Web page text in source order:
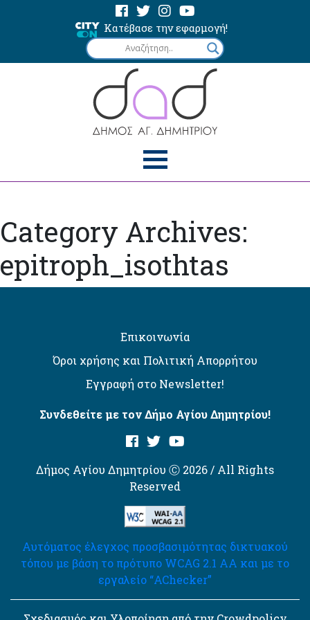
Κατέβασε την εφαρμογή!
Category Archives:
epitroph_isothtas
Επικοινωνία
Όροι χρήσης και Πολιτική Απορρήτου
Εγγραφή στο Newsletter!
Συνδεθείτε με τον Δήμο Αγίου Δημητρίου!
Δήμος Αγίου Δημητρίου Ⓒ 2026 / All Rights
Reserved
Αυτόματος έλεγχος προσβασιμότητας δικτυακού
τόπου με βάση το πρότυπο WCAG 2.1 AA και με το
εργαλείο “AChecker”